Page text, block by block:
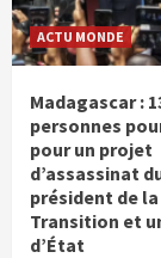
ACTU MONDE
Madagascar :
personnes
pour un projet
d’assassinat
président de la
Transition et
d’État